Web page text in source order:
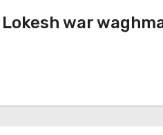
r
Lokesh war